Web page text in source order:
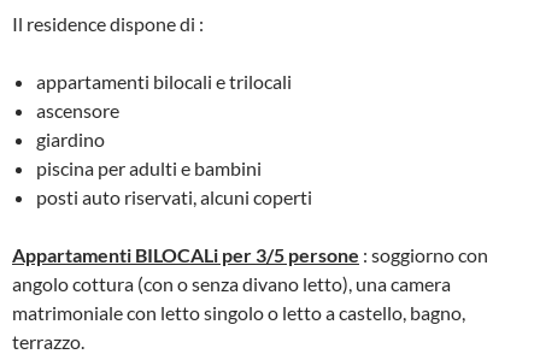
Il residence dispone di :
appartamenti bilocali e trilocali
ascensore
giardino
piscina per adulti e bambini
posti auto riservati, alcuni coperti
Appartamenti BILOCALi per 3/5 persone : soggiorno con
angolo cottura (con o senza divano letto), una camera
matrimoniale con letto singolo o letto a castello, bagno,
terrazzo.